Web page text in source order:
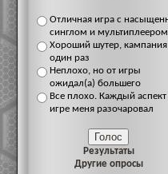
Отличная игра с
синглом и мультиплеером
Хороший шутер, кампания
один раз
Неплохо, но от игры
ожидал(а) большего
Все плохо. Каждый аспект
игре меня разочаровал
Результаты
Другие опросы